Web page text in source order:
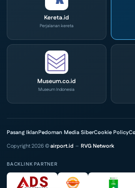
Kereta.id
Perjalanan kereta
Museum.co.id
Museum Indonesia
Pasang IklanPedoman Media SiberCookie Policy
Copyright 2026 ©airport.id – RVG Network
BACKLINK PARTNER